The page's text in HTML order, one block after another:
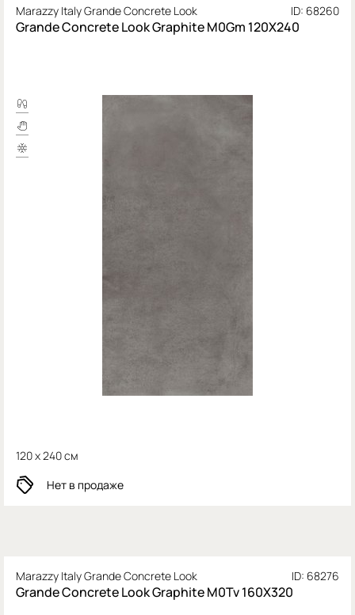
Marazzy Italy Grande Concrete Look ID: 68260
Grande Concrete Look Graphite M0Gm 120X240
120 x 240 см
Нет в продаже
Marazzy Italy Grande Concrete Look ID: 68276
Grande Concrete Look Graphite M0Tv 160X320